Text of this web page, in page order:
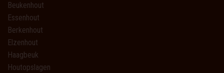
Beukenhout
Essenhout
Berkenhout
Elzenhout
Haagbeuk
Houtopslagen